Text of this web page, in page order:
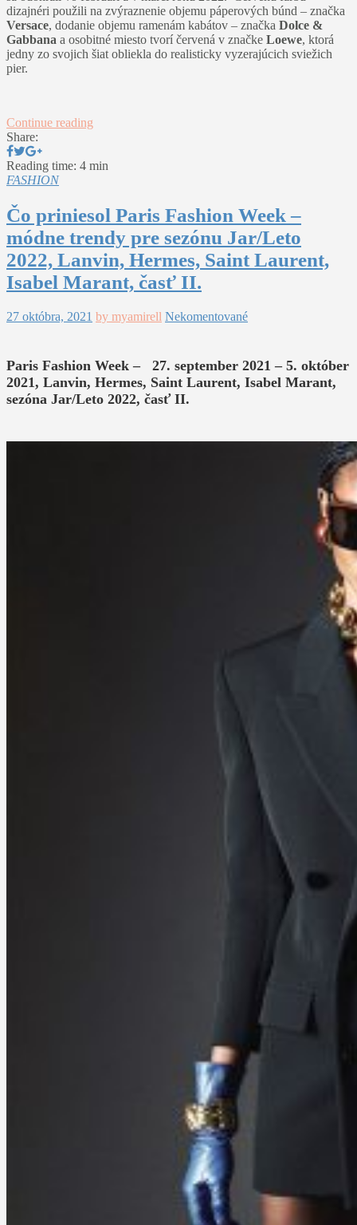
dizajnéri použili na zvýraznenie objemu páperových búnd – značka
Versace, dodanie objemu ramenám kabátov – značka Dolce &
Gabbana a osobitné miesto tvorí červená v značke Loewe, ktorá
jedny zo svojich šiat obliekla do realisticky vyzerajúcich sviežich
pier.
Continue reading
Share:
Reading time: 4 min
FASHION
Čo priniesol Paris Fashion Week –
módne trendy pre sezónu Jar/Leto
2022, Lanvin, Hermes, Saint Laurent,
Isabel Marant, časť II.
27 októbra, 2021 by myamirell Nekomentované
Paris Fashion Week – 27. september 2021 – 5. október
2021, Lanvin, Hermes, Saint Laurent, Isabel Marant,
sezóna Jar/Leto 2022, časť II.